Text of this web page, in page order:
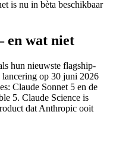
is nu in bèta beschikbaar
en wat niet
hun nieuwste flagship-
lancering op 30 juni 2026
Claude Sonnet 5 en de
5. Claude Science is
dat Anthropic ooit